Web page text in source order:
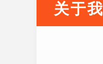
关于